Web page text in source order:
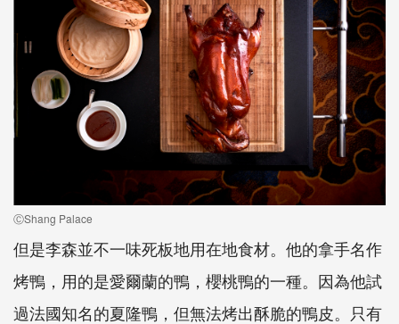
ⒸShang Palace
但是李森並不一味死板地用在地食材。他的拿手名作
烤鴨，用的是愛爾蘭的鴨，櫻桃鴨的一種。因為他試
過法國知名的夏隆鴨，但無法烤出酥脆的鴨皮。只有